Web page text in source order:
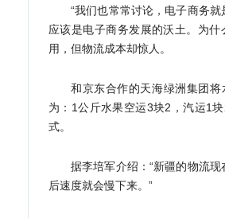
“我们也常常讨论，电子商务
应该是电子商务发展的沃土。为
用，但物流成本却惊人。
和京东合作的天海绿洲集团
为：1公斤水果空运3块2，汽运1
式。
据李培军介绍：“新疆的物流
后速度就会慢下来。”